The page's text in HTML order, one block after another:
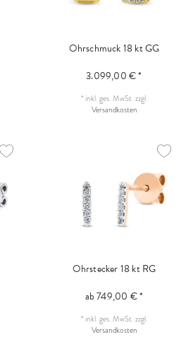
Ohrschmuck 18 kt GG
3.099,00 € *
* inkl. ges. MwSt.zzgl.
Versandkosten
Ohrstecker 18 kt RG
ab 749,00 € *
* inkl. ges. MwSt.zzgl.
Versandkosten